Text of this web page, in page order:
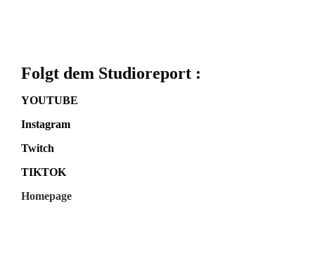
Folgt dem Studioreport :
YOUTUBE
Instagram
Twitch
TIKTOK
Homepage